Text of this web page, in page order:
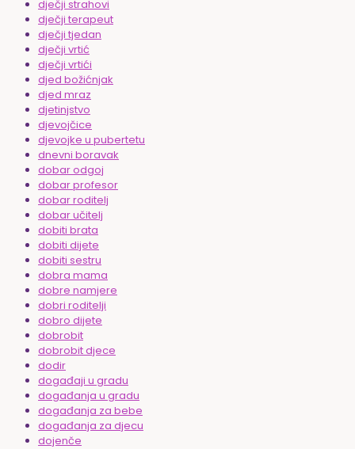
dječji strahovi
dječji terapeut
dječji tjedan
dječji vrtić
dječji vrtići
djed božićnjak
djed mraz
djetinjstvo
djevojčice
djevojke u pubertetu
dnevni boravak
dobar odgoj
dobar profesor
dobar roditelj
dobar učitelj
dobiti brata
dobiti dijete
dobiti sestru
dobra mama
dobre namjere
dobri roditelji
dobro dijete
dobrobit
dobrobit djece
dodir
događaji u gradu
događanja u gradu
događanja za bebe
događanja za djecu
dojenče